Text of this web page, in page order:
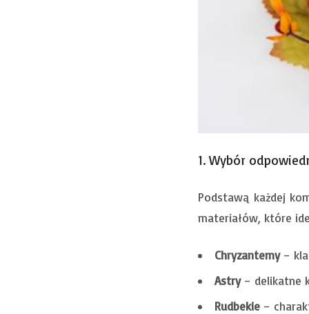
1. Wybór
Podstawą każdej
materiałów, które
Chryzantemy–
Astry– delikatne
Rudbekie –